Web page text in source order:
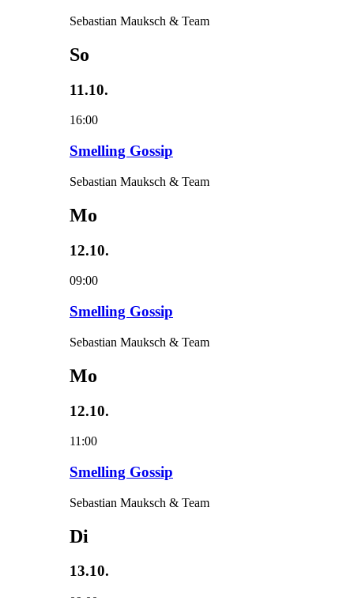
Sebastian Mauksch & Team
So
11.10.
16:00
Smelling Gossip
Sebastian Mauksch & Team
Mo
12.10.
09:00
Smelling Gossip
Sebastian Mauksch & Team
Mo
12.10.
11:00
Smelling Gossip
Sebastian Mauksch & Team
Di
13.10.